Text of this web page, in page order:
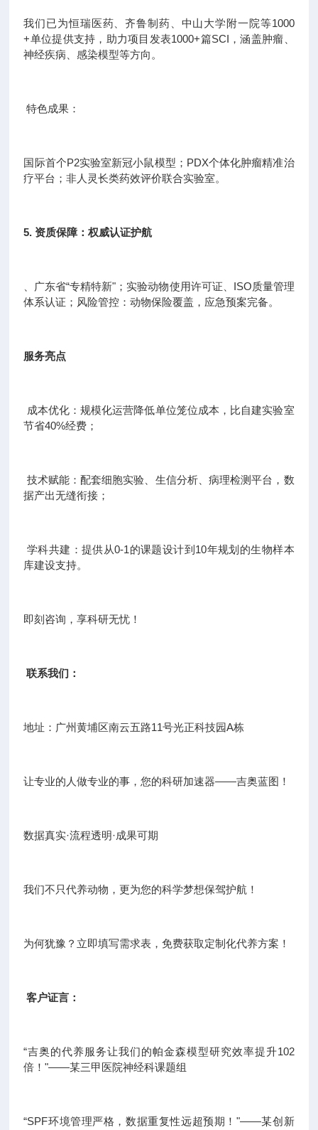
我们已为恒瑞医药、齐鲁制药、中山大学附一院等1000
+单位提供支持，助力项目发表1000+篇SCI，涵盖肿瘤、
神经疾病、感染模型等方向。
特色成果：
国际首个P2实验室新冠小鼠模型；PDX个体化肿瘤精准治
疗平台；非人灵长类药效评价联合实验室。
5. 资质保障：权威认证护航
、广东省“专精特新"；实验动物使用许可证、ISO质量管理
体系认证；风险管控：动物保险覆盖，应急预案完备。
服务亮点
成本优化：规模化运营降低单位笼位成本，比自建实验室
节省40%经费；
技术赋能：配套细胞实验、生信分析、病理检测平台，数
据产出无缝衔接；
学科共建：提供从0-1的课题设计到10年规划的生物样本
库建设支持。
即刻咨询，享科研无忧！
联系我们：
地址：广州黄埔区南云五路11号光正科技园A栋
让专业的人做专业的事，您的科研加速器——吉奥蓝图！
数据真实·流程透明·成果可期
我们不只代养动物，更为您的科学梦想保驾护航！
为何犹豫？立即填写需求表，免费获取定制化代养方案！
客户证言：
“吉奥的代养服务让我们的帕金森模型研究效率提升102
倍！"——某三甲医院神经科课题组
“SPF环境管理严格，数据重复性远超预期！"——某创新